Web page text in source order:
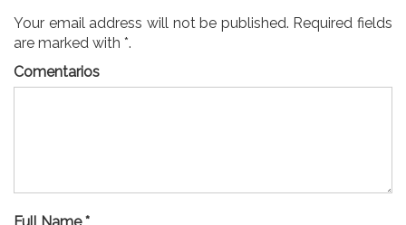
Your email address will not be published. Required fields
are marked with *.
Comentarios